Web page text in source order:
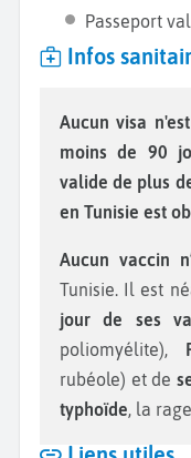
Passeport
Infos
Aucun visa n'est nécessaire pour un séjour de
moins de 90
valide de plus
en Tunisie est
Aucun vaccin
Tunisie. Il est
jour de ses
poliomyélite),
rubéole) et de
typhoïde, la